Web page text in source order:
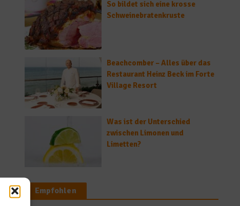
So bildet sich eine krosse
Schweinebratenkruste
Beachcomber – Alles über das
Restaurant Heinz Beck im Forte
Village Resort
Was ist der Unterschied
zwischen Limonen und
Limetten?
Empfohlen